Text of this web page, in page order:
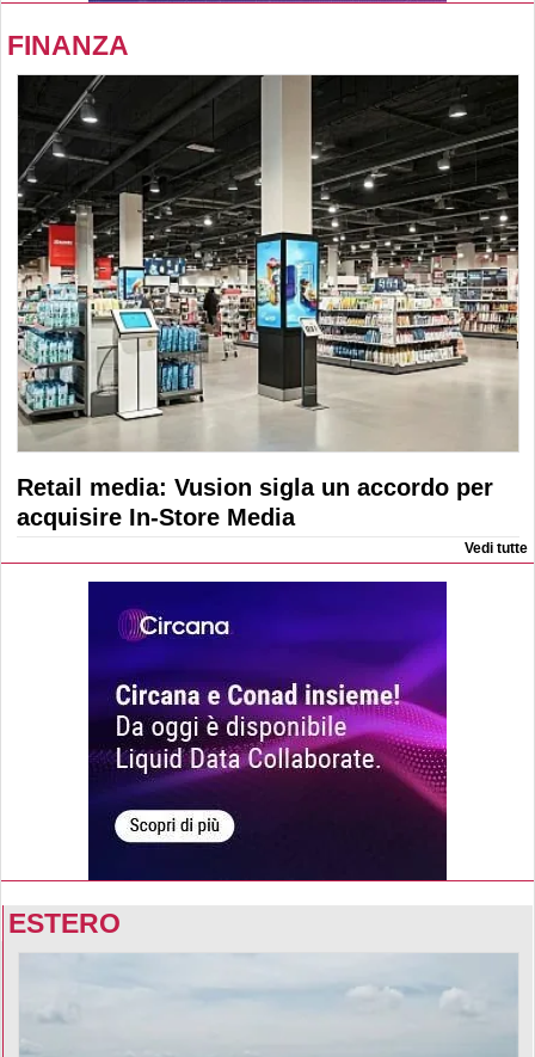
FINANZA
Retail media: Vusion sigla un accordo per
acquisire In-Store Media
Vedi tutte
ESTERO